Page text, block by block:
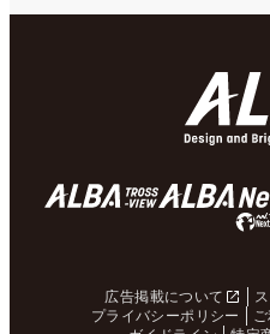
広告掲載について
プライバシーポリシー